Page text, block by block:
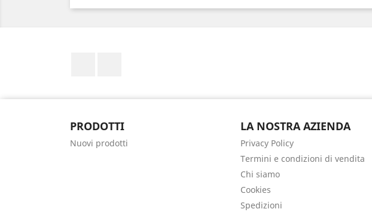
PRODOTTI
Nuovi prodotti
LA NOSTRA AZIENDA
Privacy Policy
Termini e condizioni di vendita
Chi siamo
Cookies
Spedizioni